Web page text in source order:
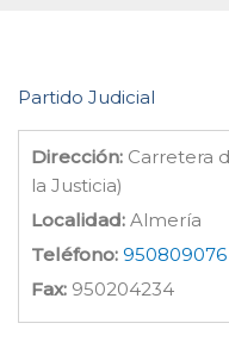
Partido Judicial
Dirección: Carretera
la Justicia)
Localidad: Almería
Teléfono: 950809076
Fax: 950204234